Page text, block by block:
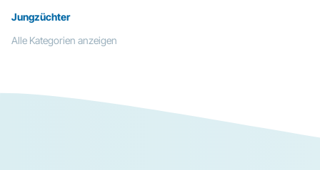
Jungzüchter
Alle Kategorien anzeigen